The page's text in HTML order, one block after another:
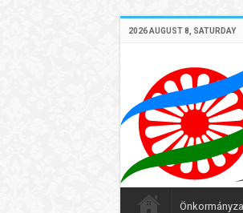
2026 AUGUST 8, SATURDAY